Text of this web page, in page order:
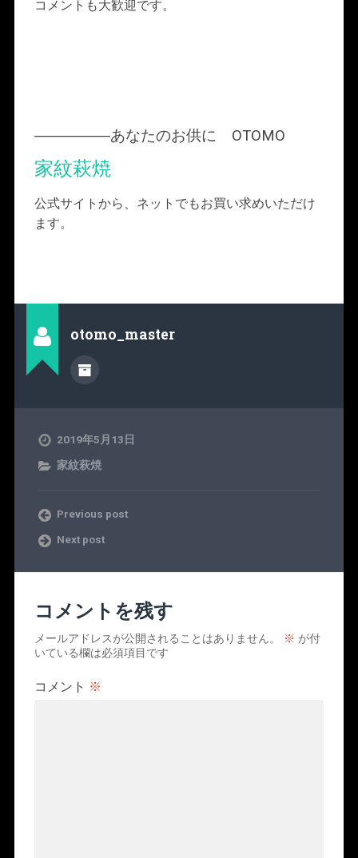
コメントも大歓迎です。
―――――あなたのお供に OTOMO
家紋萩焼
公式サイトから、ネットでもお買い求めいただけ
ます。
otomo_master
2019年5月13日
家紋萩焼
Previous post
Next post
コメントを残す
メールアドレスが公開されることはありません。 ※ が付
いている欄は必須項目です
コメント ※